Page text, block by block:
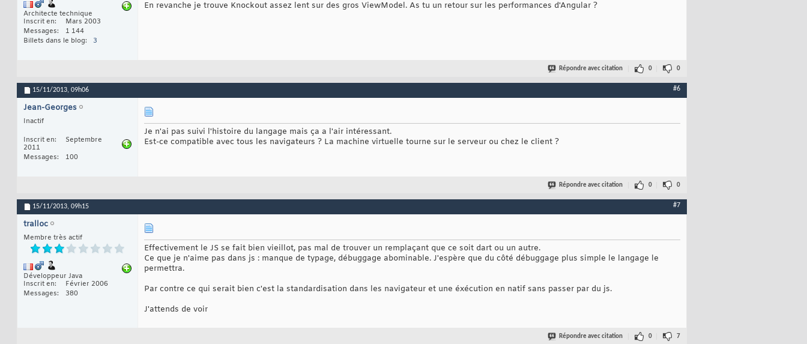
Architecte technique
Inscrit en
Mars 2003
Messages
1 144
Billets dans le blog
3
En revanche je trouve Knockout assez lent sur des gros ViewModel. As tu un retour sur les performances d'Angular ?
Répondre avec citation 0 0
15/11/2013, 09h06 #6
Jean-Georges
Inactif
Inscrit en
Septembre
2011
Messages
100
Je n'ai pas suivi l'histoire du langage mais ça a l'air intéressant.
Est-ce compatible avec tous les navigateurs ? La machine virtuelle tourne sur le serveur ou chez le client ?
Répondre avec citation 0 0
15/11/2013, 09h15 #7
tralloc
Membre très actif
Développeur Java
Inscrit en
Février 2006
Messages
380
Effectivement le JS se fait bien vieillot, pas mal de trouver un remplaçant que ce soit dart ou un autre.
Ce que je n'aime pas dans js : manque de typage, débuggage abominable. J'espère que du côté débuggage plus simple le langage le
permettra.
Par contre ce qui serait bien c'est la standardisation dans les navigateur et une éxécution en natif sans passer par du js.
J'attends de voir
Répondre avec citation 0 7